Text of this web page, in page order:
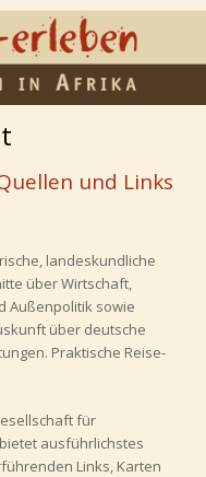
und Links
landeskundliche
über Wirtschaft,
Außenpolitik sowie
über deutsche
Praktische Reise-
für
ausführlichstes
Links, Karten